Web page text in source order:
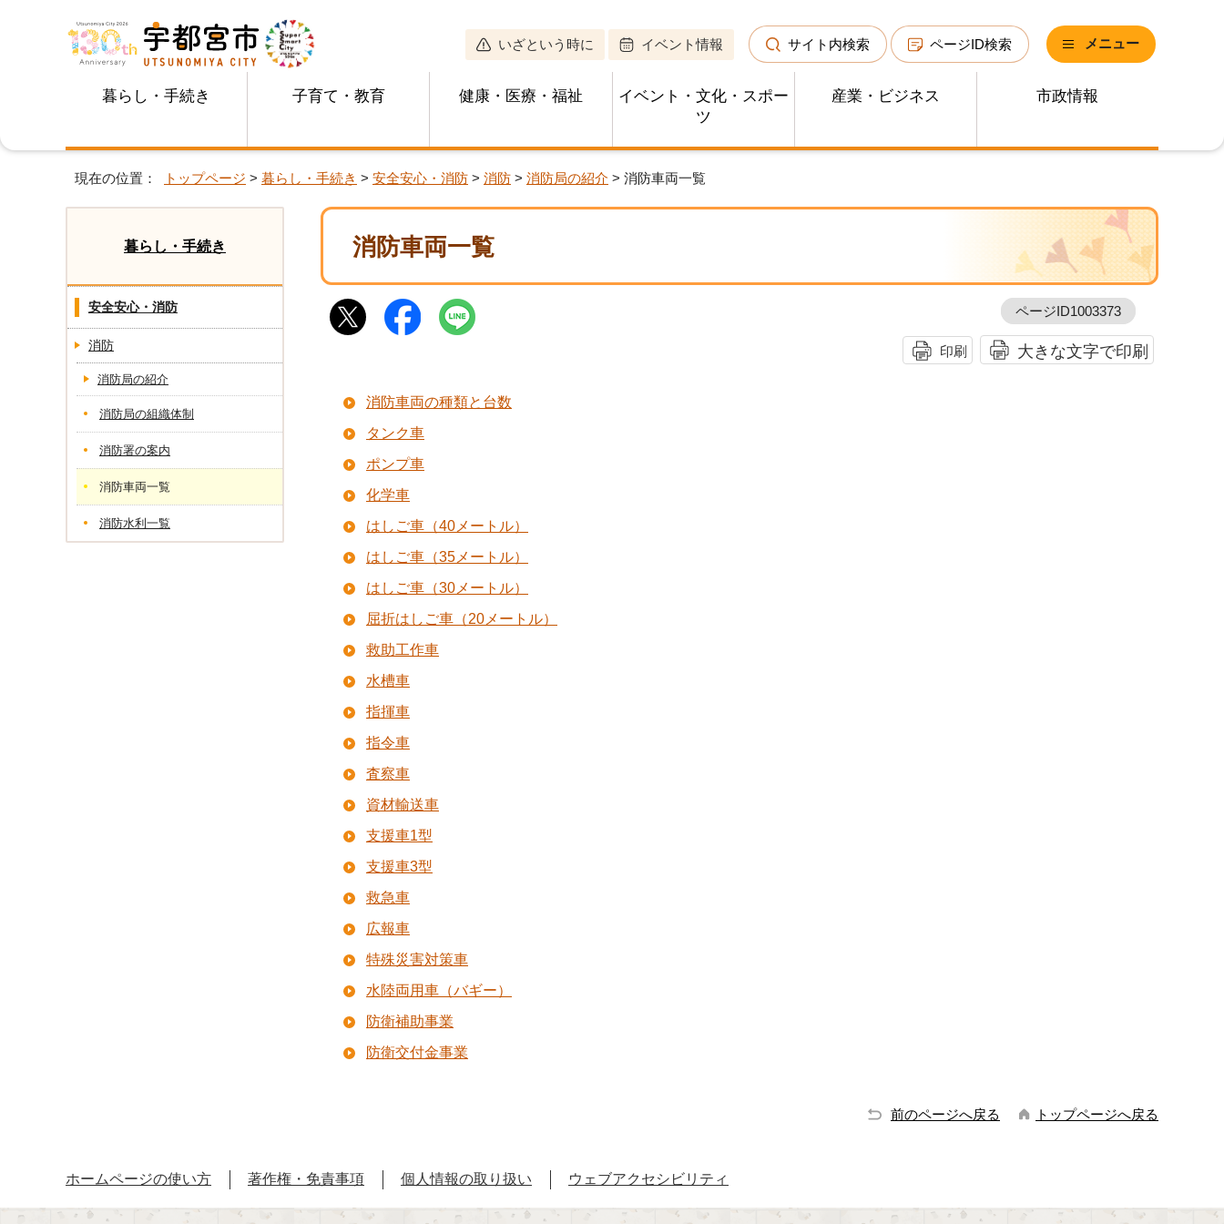
いざという時に イベント情報 サイト内検索 ページID検索 メニュー
暮らし・手続き 子育て・教育 健康・医療・福祉
イベント・文化・スポー
ツ
産業・ビジネス 市政情報
現在の位置： トップページ > 暮らし・手続き > 安全安心・消防 > 消防 > 消防局の紹介 > 消防車両一覧
消防車両一覧
ページID1003373
印刷 大きな文字で印刷
消防車両の種類と台数
タンク車
ポンプ車
化学車
はしご車（40メートル）
はしご車（35メートル）
はしご車（30メートル）
屈折はしご車（20メートル）
救助工作車
水槽車
指揮車
指令車
査察車
資材輸送車
支援車1型
支援車3型
救急車
広報車
特殊災害対策車
水陸両用車（バギー）
防衛補助事業
防衛交付金事業
暮らし・手続き
安全安心・消防
消防
消防局の紹介
消防局の組織体制
消防署の案内
消防車両一覧
消防水利一覧
前のページへ戻る トップページへ戻る
ホームページの使い方 著作権・免責事項 個人情報の取り扱い ウェブアクセシビリティ